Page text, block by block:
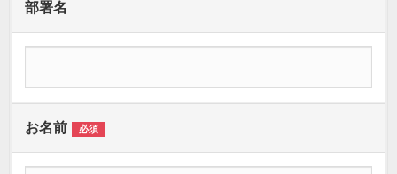
部署名
お名前 必須